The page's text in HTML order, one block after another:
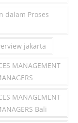
dalam Proses
jakarta
MANAGEMENT
MANAGEMENT
Bali